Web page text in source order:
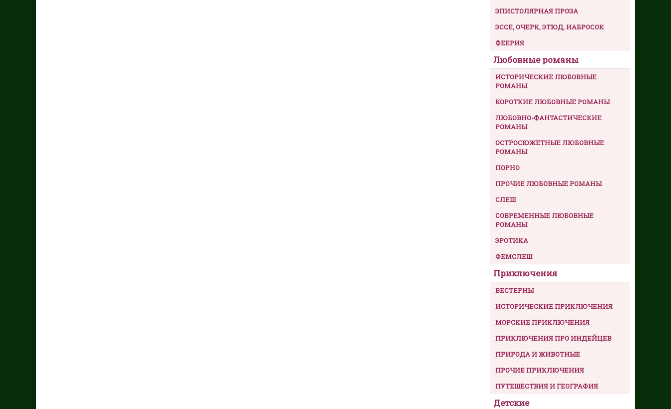
ЭПИСТОЛЯРНАЯ ПРОЗА
ЭССЕ, ОЧЕРК, ЭТЮД, НАБРОСОК
ФЕЕРИЯ
Любовные романы
ИСТОРИЧЕСКИЕ ЛЮБОВНЫЕ
РОМАНЫ
КОРОТКИЕ ЛЮБОВНЫЕ РОМАНЫ
ЛЮБОВНО-ФАНТАСТИЧЕСКИЕ
РОМАНЫ
ОСТРОСЮЖЕТНЫЕ ЛЮБОВНЫЕ
РОМАНЫ
ПОРНО
ПРОЧИЕ ЛЮБОВНЫЕ РОМАНЫ
СЛЕШ
СОВРЕМЕННЫЕ ЛЮБОВНЫЕ
РОМАНЫ
ЭРОТИКА
ФЕМСЛЕШ
Приключения
ВЕСТЕРНЫ
ИСТОРИЧЕСКИЕ ПРИКЛЮЧЕНИЯ
МОРСКИЕ ПРИКЛЮЧЕНИЯ
ПРИКЛЮЧЕНИЯ ПРО ИНДЕЙЦЕВ
ПРИРОДА И ЖИВОТНЫЕ
ПРОЧИЕ ПРИКЛЮЧЕНИЯ
ПУТЕШЕСТВИЯ И ГЕОГРАФИЯ
Детские